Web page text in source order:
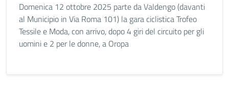
Domenica 12 ottobre 2025 parte da Valdengo (davanti
al Municipio in Via Roma 101) la gara ciclistica Trofeo
Tessile e Moda, con arrivo, dopo 4 giri del circuito per gli
uomini e 2 per le donne, a Oropa